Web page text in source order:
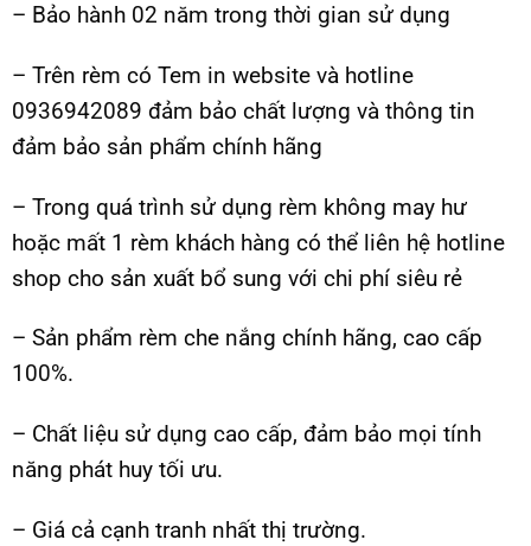
– Bảo hành 02 năm trong thời gian sử dụng
– Trên rèm có Tem in website và hotline
0936942089 đảm bảo chất lượng và thông tin
đảm bảo sản phẩm chính hãng
– Trong quá trình sử dụng rèm không may hư
hoặc mất 1 rèm khách hàng có thể liên hệ hotline
shop cho sản xuất bổ sung với chi phí siêu rẻ
– Sản phẩm rèm che nắng chính hãng, cao cấp
100%.
– Chất liệu sử dụng cao cấp, đảm bảo mọi tính
năng phát huy tối ưu.
– Giá cả cạnh tranh nhất thị trường.